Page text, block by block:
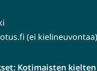
(ei kielineuvontaa)
Kotimaisten